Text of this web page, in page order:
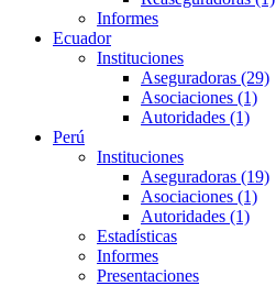
Informes
Ecuador
Instituciones
Aseguradoras (29)
Asociaciones (1)
Autoridades (1)
Perú
Instituciones
Aseguradoras (19)
Asociaciones (1)
Autoridades (1)
Estadísticas
Informes
Presentaciones